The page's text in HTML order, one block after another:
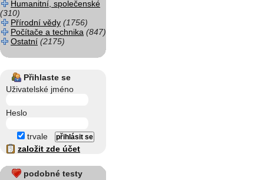
Humanitní, společenské
(310)
Přírodní vědy (1756)
Počítače a technika (847)
Ostatní (2175)
Přihlaste se
Uživatelské jméno
Heslo
trvale
založit zde účet
podobné testy